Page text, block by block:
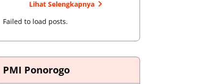
Lihat Selengkapnya
Failed to load posts.
PMI Ponorogo